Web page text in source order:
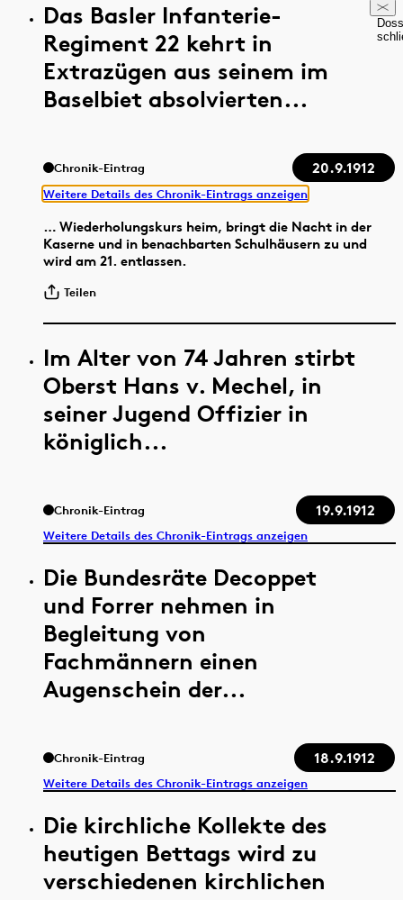
Das Basler Infanterie-
Regiment 22 kehrt in
Extrazügen aus seinem im
Baselbiet absolvierten...
Chronik-Eintrag 20.9.1912
Weitere Details des Chronik-Eintrags anzeigen
… Wiederholungskurs heim, bringt die Nacht in der
Kaserne und in benachbarten Schulhäusern zu und
wird am 21. entlassen.
Teilen
Im Alter von 74 Jahren stirbt
Oberst Hans v. Mechel, in
seiner Jugend Offizier in
königlich...
Chronik-Eintrag 19.9.1912
Weitere Details des Chronik-Eintrags anzeigen
Die Bundesräte Decoppet
und Forrer nehmen in
Begleitung von
Fachmännern einen
Augenschein der...
Chronik-Eintrag 18.9.1912
Weitere Details des Chronik-Eintrags anzeigen
Die kirchliche Kollekte des
heutigen Bettags wird zu
verschiedenen kirchlichen